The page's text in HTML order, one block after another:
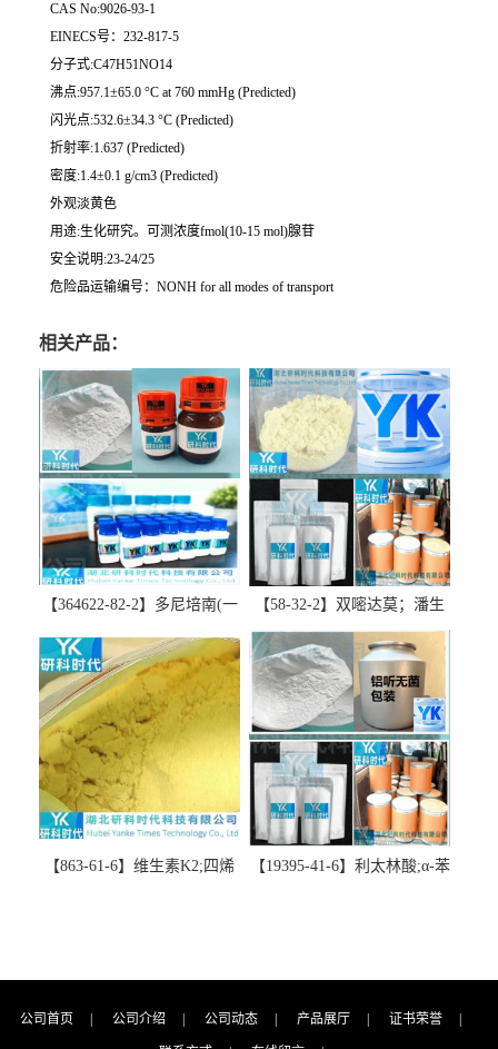
CAS No:9026-93-1
EINECS号：232-817-5
分子式:C47H51NO14
沸点:957.1±65.0 °C at 760 mmHg (Predicted)
闪光点:532.6±34.3 °C (Predicted)
折射率:1.637 (Predicted)
密度:1.4±0.1 g/cm3 (Predicted)
外观淡黄色
用途:生化研究。可测浓度fmol(10-15 mol)腺苷
安全说明:23-24/25
危险品运输编号：NONH for all modes of transport
相关产品：
【364622-82-2】多尼培南(一
精品科研试剂-湖北研科时代
科技-“研”无止境;“科”学创
新！支持三方验证；支持定
制；检测图谱；MSDS等技术
支持！
【58-32-2】双嘧达莫；潘生
丁-精品科研试剂-湖北研科时
代科技-“研”无止境;“科”学创
新！支持三方验证；支持定
制；检测图谱；MSDS等技术
支持！
【863-61-6】维生素K2;四烯
方验证 -业务咨询联系-王菲
【19395-41-6】利太林酸;α-苯
持三方验证；支持定制；检
公司首页 公司介绍 公司动态 产品展厅 证书荣誉